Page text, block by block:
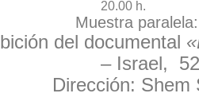
20.00 h.
Muestra paralela:
del documental
– Israel,
Dirección: Shem